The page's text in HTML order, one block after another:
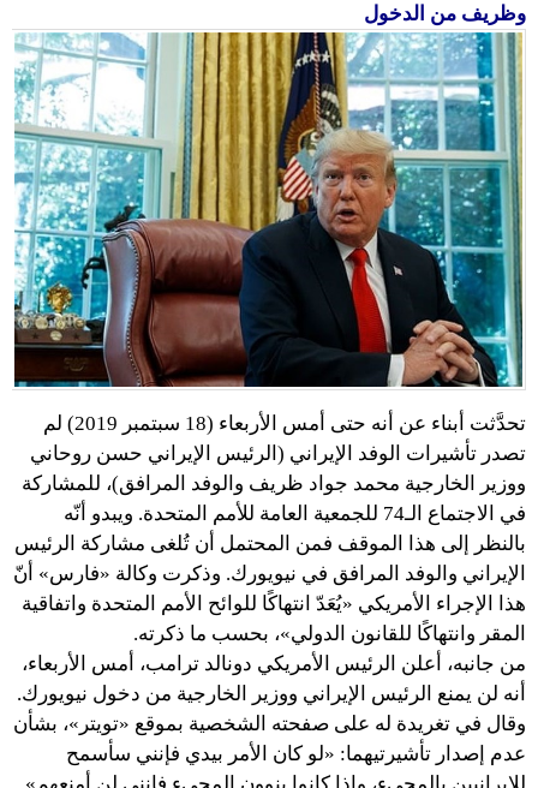
وظريف من الدخول
تحدَّثت أبناء عن أنه حتى أمس الأربعاء (18 سبتمبر 2019) لم
تصدر تأشيرات الوفد الإيراني (الرئيس الإيراني حسن روحاني
ووزير الخارجية محمد جواد ظريف والوفد المرافق)، للمشاركة
في الاجتماع الـ74 للجمعية العامة للأمم المتحدة. ويبدو أنّه
بالنظر إلى هذا الموقف فمن المحتمل أن تُلغى مشاركة الرئيس
الإيراني والوفد المرافق في نيويورك. وذكرت وكالة «فارس» أنّ
هذا الإجراء الأمريكي «يُعَدّ انتهاكًا للوائح الأمم المتحدة واتفاقية
المقر وانتهاكًا للقانون الدولي»، بحسب ما ذكرته.
من جانبه، أعلن الرئيس الأمريكي دونالد ترامب، أمس الأربعاء،
أنه لن يمنع الرئيس الإيراني ووزير الخارجية من دخول نيويورك.
وقال في تغريدة له على صفحته الشخصية بموقع «تويتر»، بشأن
عدم إصدار تأشيرتيهما: «لو كان الأمر بيدي فإنني سأسمح